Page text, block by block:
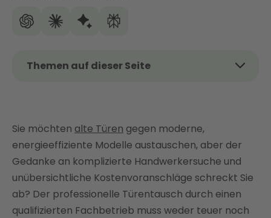
Themen auf dieser Seite
Türmontage: Was kostet das?
Ihr Türentausch mit Enter: ganzheitliche Beratung
und volle Förderung
FAQ
Sie möchten alte Türen gegen moderne,
energieeffiziente Modelle austauschen, aber der
Gedanke an komplizierte Handwerkersuche und
unübersichtliche Kostenvoranschläge schreckt Sie
ab? Der professionelle Türentausch durch einen
qualifizierten Fachbetrieb muss weder teuer noch